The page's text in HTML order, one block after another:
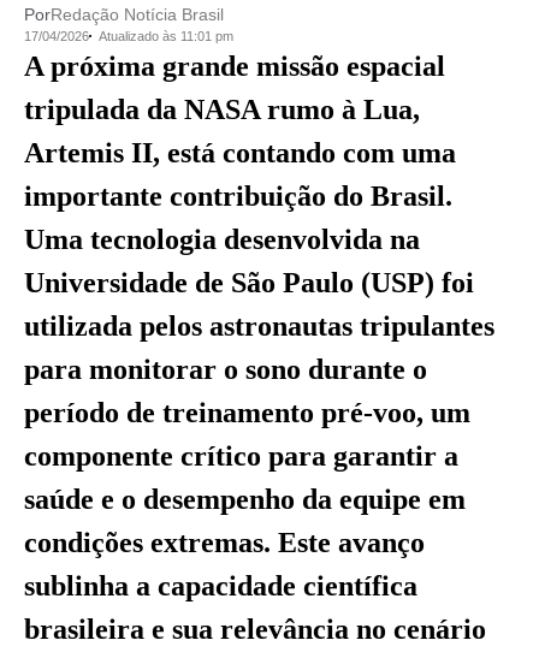
PorRedação Notícia Brasil
17/04/2026 Atualizado às 11:01 pm
A próxima grande missão espacial
tripulada da NASA rumo à Lua,
Artemis II, está contando com uma
importante contribuição do Brasil.
Uma tecnologia desenvolvida na
Universidade de São Paulo (USP) foi
utilizada pelos astronautas tripulantes
para monitorar o sono durante o
período de treinamento pré-voo, um
componente crítico para garantir a
saúde e o desempenho da equipe em
condições extremas. Este avanço
sublinha a capacidade científica
brasileira e sua relevância no cenário